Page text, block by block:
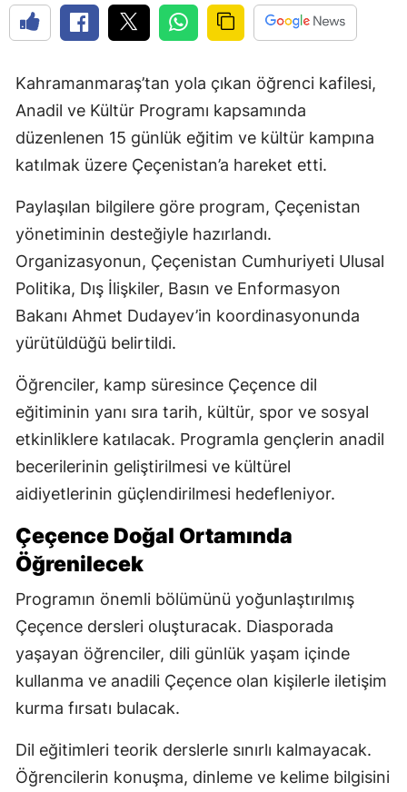
Kahramanmaraş’tan yola çıkan öğrenci kafilesi,
Anadil ve Kültür Programı kapsamında
düzenlenen 15 günlük eğitim ve kültür kampına
katılmak üzere Çeçenistan’a hareket etti.
Paylaşılan bilgilere göre program, Çeçenistan
yönetiminin desteğiyle hazırlandı.
Organizasyonun, Çeçenistan Cumhuriyeti Ulusal
Politika, Dış İlişkiler, Basın ve Enformasyon
Bakanı Ahmet Dudayev’in koordinasyonunda
yürütüldüğü belirtildi.
Öğrenciler, kamp süresince Çeçence dil
eğitiminin yanı sıra tarih, kültür, spor ve sosyal
etkinliklere katılacak. Programla gençlerin anadil
becerilerinin geliştirilmesi ve kültürel
aidiyetlerinin güçlendirilmesi hedefleniyor.
Çeçence Doğal Ortamında
Öğrenilecek
Programın önemli bölümünü yoğunlaştırılmış
Çeçence dersleri oluşturacak. Diasporada
yaşayan öğrenciler, dili günlük yaşam içinde
kullanma ve anadili Çeçence olan kişilerle iletişim
kurma fırsatı bulacak.
Dil eğitimleri teorik derslerle sınırlı kalmayacak.
Öğrencilerin konuşma, dinleme ve kelime bilgisini